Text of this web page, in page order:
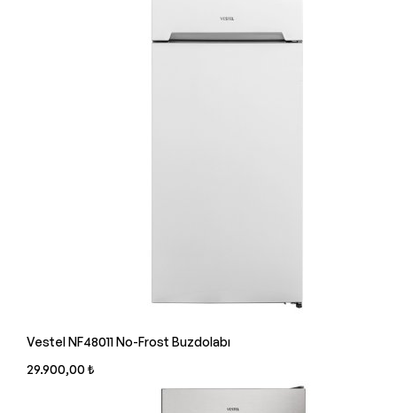
Vestel NF48011 No-Frost Buzdolabı
29.900,00 ₺